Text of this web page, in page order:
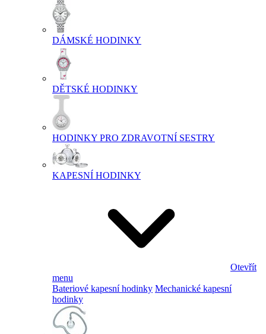
DÁMSKÉ HODINKY
DĚTSKÉ HODINKY
HODINKY PRO ZDRAVOTNÍ SESTRY
KAPESNÍ HODINKY
Otevřít
menu
Bateriové kapesní hodinky Mechanické kapesní
hodinky